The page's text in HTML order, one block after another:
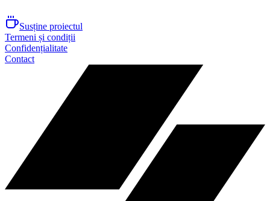
Susține proiectul
Termeni și condiții
Confidențialitate
Contact